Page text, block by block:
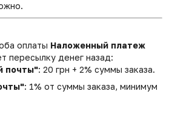
оплаты Наложенный платеж
пересылку денег назад:
почты": 20 грн + 2% суммы заказа.
: 1% от суммы заказа, минимум